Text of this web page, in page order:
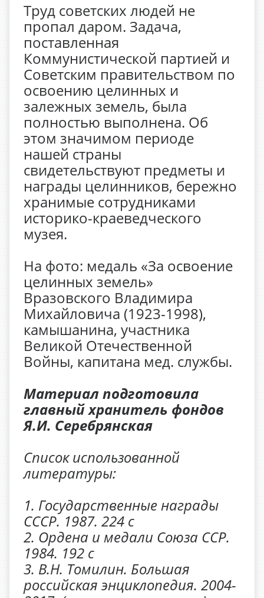
Труд советских людей не
пропал даром. Задача,
поставленная
Коммунистической партией и
Советским правительством по
освоению целинных и
залежных земель, была
полностью выполнена. Об
этом значимом периоде
нашей страны
свидетельствуют предметы и
награды целинников, бережно
хранимые сотрудниками
историко-краеведческого
музея.
На фото: медаль «За освоение
целинных земель»
Вразовского Владимира
Михайловича (1923-1998),
камышанина, участника
Великой Отечественной
Войны, капитана мед. службы.
Материал подготовила
главный хранитель фондов
Я.И. Серебрянская
Список использованной
литературы:
1. Государственные награды
СССР. 1987. 224 с
2. Ордена и медали Союза ССР.
1984. 192 с
3. В.Н. Томилин. Большая
российская энциклопедия. 2004-